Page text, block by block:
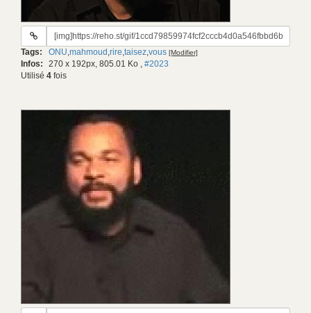
URL
gif:
Tags: ONU,mahmoud ,rire,taisez,vous [Modifier]
Infos: 270 x 192px, 805.01 Ko , #2023
Utilisé 4 fois